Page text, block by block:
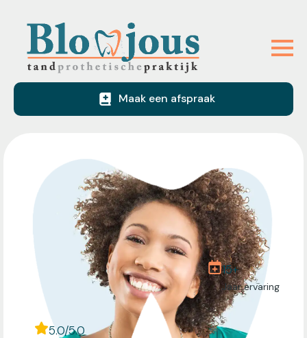
Maak een afspraak
15+
Jaar ervaring
5.0/5.0